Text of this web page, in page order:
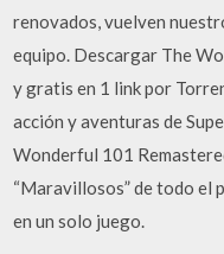
renovados, vuelven
equipo. Descargar The
y gratis en 1 link por
acción y aventuras de
Wonderful 101
“Maravillosos” de todo el
en un solo juego.